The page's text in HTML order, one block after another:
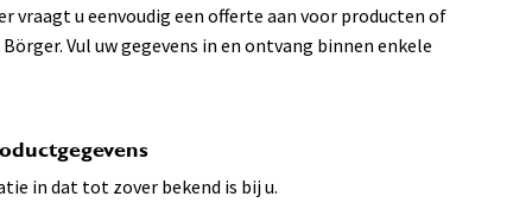
vraagt u eenvoudig een offerte aan voor producten of
Vul uw gegevens in en ontvang binnen enkele
in dat tot zover bekend is bij u.